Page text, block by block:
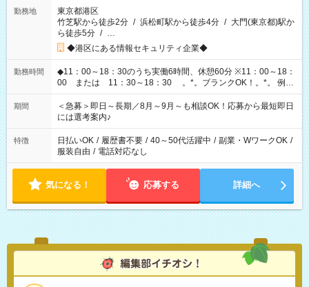
勤務地
東京都港区
竹芝駅から徒歩2分 / 浜松町駅から徒歩4分 / 大門(東京都)駅か
ら徒歩5分 / …
◆港区にある情報セキュリティ企業◆
勤務時間
◆11：00～18：30のうち実働6時間、休憩60分 ※11：00～18：
00 または 11：30～18：30 。*。ブランクOK！。*。 例え
ば前職が、 在宅/財団法人/事務/コールセンター/受付/販売/カフェ
スタッフ スイーツ販売/ホテルフロント/化粧品販売/など 様々な
業界から入社して活躍されています♪
期間
＜急募＞即日～長期／8月～9月～も相談OK！応募から最短即日
には選考案内♪
特徴 日払いOK / 履歴書不要 / 40～50代活躍中 / 副業・WワークOK /
服装自由 / 電話対応なし
気になる！ 応募する 詳細へ